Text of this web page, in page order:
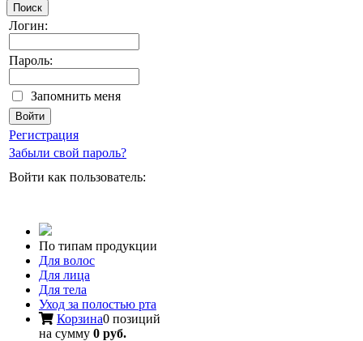
Поиск
Логин:
Пароль:
Запомнить меня
Регистрация
Забыли свой пароль?
Войти как пользователь:
По типам продукции
Для волос
Для лица
Для тела
Уход за полостью рта
Корзина0 позиций
на сумму 0 руб.